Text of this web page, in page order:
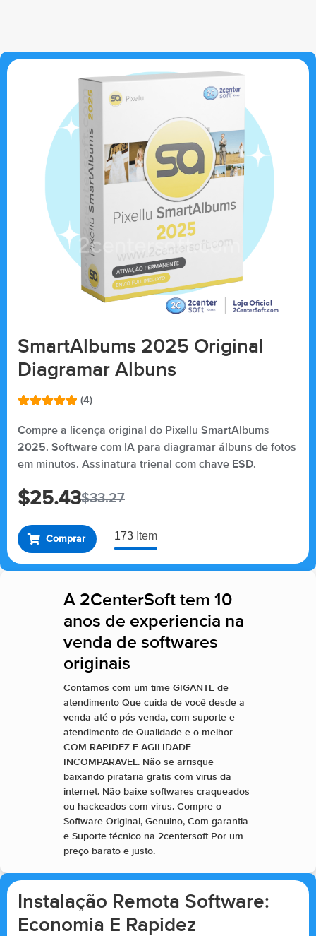
SmartAlbums 2025 Original
Diagramar Albuns
como5.00
de 5, com
baseado
avaliações
(4)
Compre a licença original do Pixellu SmartAlbums
2025. Software com IA para diagramar álbuns de fotos
em minutos. Assinatura trienal com chave ESD.
$33.27
$25.43
Comprar 173 Item
A 2CenterSoft tem 10
anos de experiencia na
venda de softwares
originais
Contamos com um time GIGANTE de
atendimento Que cuida de você desde a
venda até o pós-venda, com suporte e
atendimento de Qualidade e o melhor
COM RAPIDEZ E AGILIDADE
INCOMPARAVEL. Não se arrisque
baixando pirataria gratis com virus da
internet. Não baixe softwares craqueados
ou hackeados com virus. Compre o
Software Original, Genuino, Com garantia
e Suporte técnico na 2centersoft Por um
preço barato e justo.
Instalação Remota Software:
Economia E Rapidez